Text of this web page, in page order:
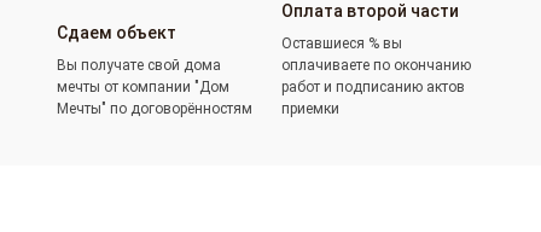
Сдаем объект
Вы получате свой дома
мечты от компании "Дом
Мечты" по договорённостям
Оплата второй части
Оставшиеся % вы
оплачиваете по окончанию
работ и подписанию актов
приемки